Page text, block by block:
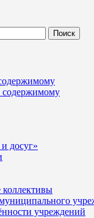
района
содержимому
досуг»
коллективы
учреждений